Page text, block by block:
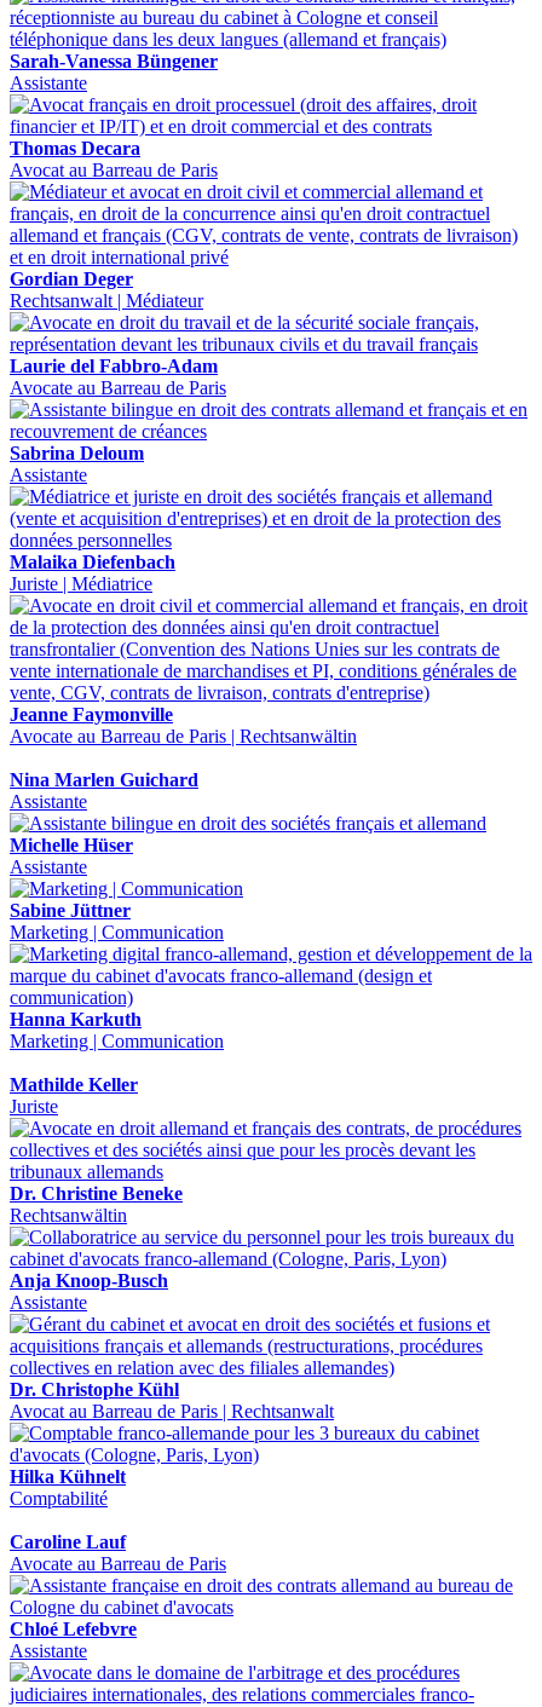
Sarah-Vanessa Büngener
Assistante
Thomas Decara
Avocat au Barreau de Paris
Gordian Deger
Rechtsanwalt | Médiateur
Laurie del Fabbro-Adam
Avocate au Barreau de Paris
Sabrina Deloum
Assistante
Malaika Diefenbach
Juriste | Médiatrice
Jeanne Faymonville
Avocate au Barreau de Paris | Rechtsanwältin
Nina Marlen Guichard
Assistante
Michelle Hüser
Assistante
Sabine Jüttner
Marketing | Communication
Hanna Karkuth
Marketing | Communication
Mathilde Keller
Juriste
Dr. Christine Beneke
Rechtsanwältin
Anja Knoop-Busch
Assistante
Dr. Christophe Kühl
Avocat au Barreau de Paris | Rechtsanwalt
Hilka Kühnelt
Comptabilité
Caroline Lauf
Avocate au Barreau de Paris
Chloé Lefebvre
Assistante